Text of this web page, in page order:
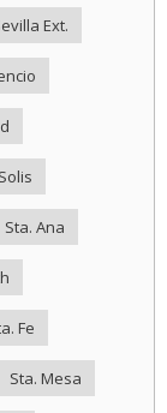
Ext.
Solis
Sta. Ana
Fe
Sta. Mesa